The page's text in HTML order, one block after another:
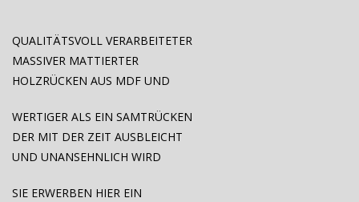
QUALITÄTSVOLL VERARBEITETER
MASSIVER MATTIERTER
HOLZRÜCKEN AUS MDF UND
WERTIGER ALS EIN SAMTRÜCKEN
DER MIT DER ZEIT AUSBLEICHT
UND UNANSEHNLICH WIRD
SIE ERWERBEN HIER EIN